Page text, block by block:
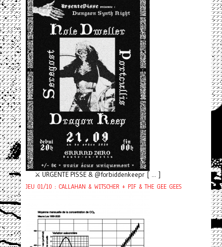
⚔️ URGENTE PISSE & @forbiddenkeepr [ ... ]
JEU 01/10 : CALLAHAN & WITSCHER + PIF & THE GEE GEES